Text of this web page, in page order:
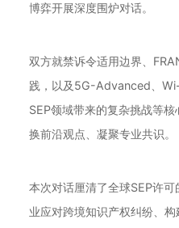
博弈开展深度围炉对话。
双方就禁诉令适用边界、
践，以及5G-Advanced 、
SEP领域带来的复杂挑战等
换前沿观点、凝聚专业共识。
本次对话厘清了全球SEP许
业应对跨境知识产权纠纷、